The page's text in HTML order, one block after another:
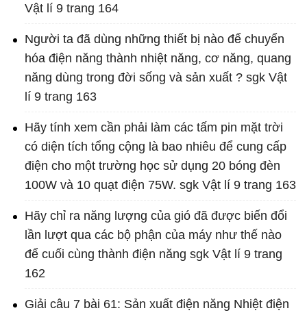
Vật lí 9 trang 164
Người ta đã dùng những thiết bị nào để chuyển
hóa điện năng thành nhiệt năng, cơ năng, quang
năng dùng trong đời sống và sản xuất ? sgk Vật
lí 9 trang 163
Hãy tính xem cần phải làm các tấm pin mặt trời
có diện tích tổng cộng là bao nhiêu để cung cấp
điện cho một trường học sử dụng 20 bóng đèn
100W và 10 quạt điện 75W. sgk Vật lí 9 trang 163
Hãy chỉ ra năng lượng của gió đã được biến đổi
lần lượt qua các bộ phận của máy như thế nào
để cuối cùng thành điện năng sgk Vật lí 9 trang
162
Giải câu 7 bài 61: Sản xuất điện năng Nhiệt điện